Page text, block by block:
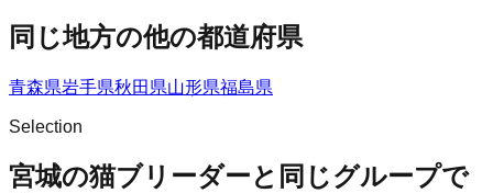
同じ地方の他の都道府県
青森県岩手県秋田県山形県福島県
Selection
宮城の猫ブリーダーと同じグループで